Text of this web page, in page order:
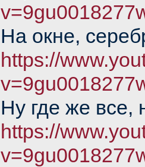
На окне,
https://
Ну где же все,
https://